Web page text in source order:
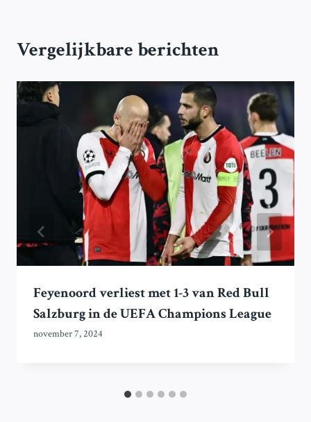
Vergelijkbare berichten
Feyenoord verliest met 1-3 van Red Bull
Salzburg in de UEFA Champions League
november 7, 2024